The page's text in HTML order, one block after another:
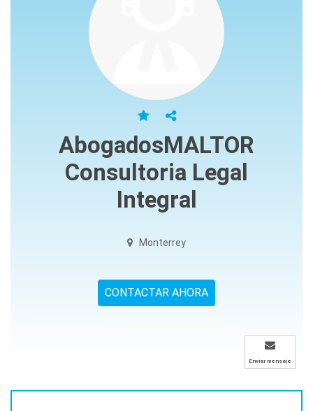
AbogadosMALTOR
Consultoria Legal
Integral
Monterrey
CONTACTAR AHORA
Enviar mensaje